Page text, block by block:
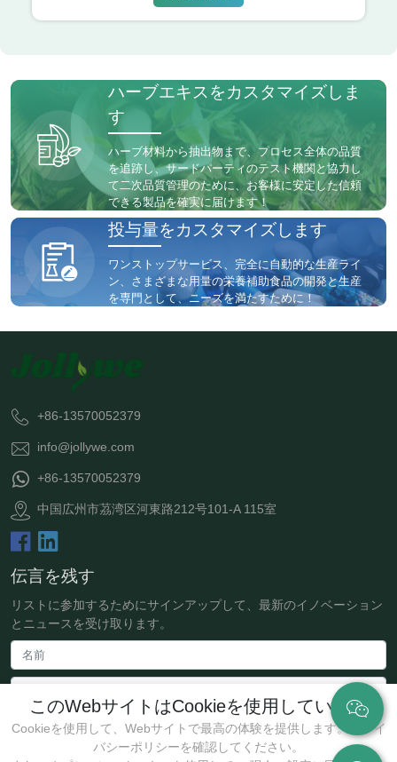
ハーブエキスをカスタマイズしま
す
ハーブ材料から抽出物まで、プロセス全体の品質
を追跡し、サードパーティのテスト機関と協力し
て二次品質管理のために、お客様に安定した信頼
できる製品を確実に届けます！
投与量をカスタマイズします
ワンストップサービス、完全に自動的な生産ライ
ン、さまざまな用量の栄養補助食品の開発と生産
を専門として、ニーズを満たすために！
このWebサイトはCookieを使用しています
Cookieを使用して、Webサイトで最高の体験を提供します。プライ
バシーポリシーを確認してください。
+86-13570052379
info@jollywe.com
+86-13570052379
中国広州市茘湾区河東路212号101-A 115室
伝言を残す
リストに参加するためにサインアップして、最新のイノベーション
とニュースを受け取ります。